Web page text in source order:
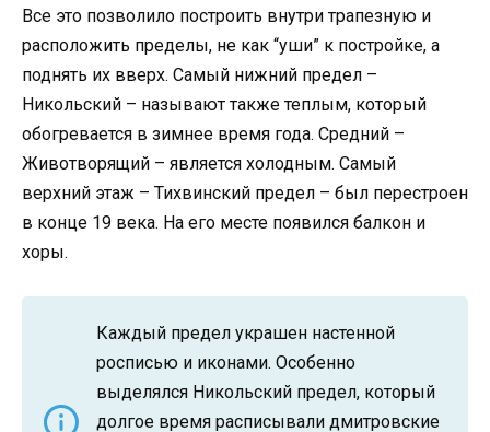
Все это позволило построить внутри трапезную и
расположить пределы, не как “уши” к постройке, а
поднять их вверх. Самый нижний предел –
Никольский – называют также теплым, который
обогревается в зимнее время года. Средний –
Животворящий – является холодным. Самый
верхний этаж – Тихвинский предел – был перестроен
в конце 19 века. На его месте появился балкон и
хоры.
Каждый предел украшен настенной
росписью и иконами. Особенно
выделялся Никольский предел, который
долгое время расписывали дмитровские